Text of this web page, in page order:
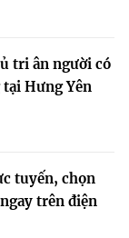
tri ân người có
Hưng Yên
tuyến, chọn
trên điện